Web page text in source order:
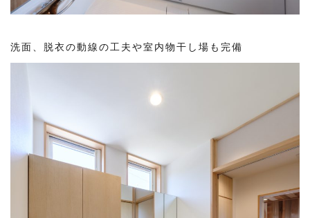
洗面、脱衣の動線の工夫や室内物干し場も完備